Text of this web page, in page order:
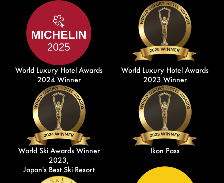
World Luxury Hotel Awards
2024 Winner
World Luxury Hotel Awards
2023 Winner
World Ski Awards Winner
2023,
Japan's Best Ski Resort
Ikon Pass